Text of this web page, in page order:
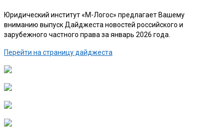
Юридический институт «М-Логос» предлагает Вашему
вниманию выпуск Дайджеста новостей российского и
зарубежного частного права за январь 2026 года.
Перейти на страницу дайджеста